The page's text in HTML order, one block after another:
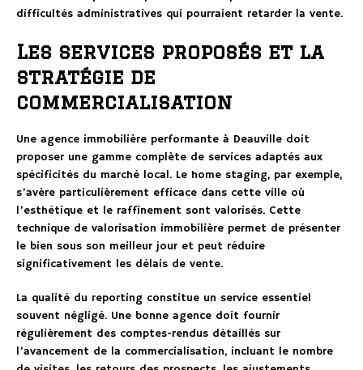
difficultés administratives qui pourraient retarder la vente.
Les services proposés et la
stratégie de
commercialisation
Une agence immobilière performante à Deauville doit
proposer une gamme complète de services adaptés aux
spécificités du marché local. Le home staging, par exemple,
s’avère particulièrement efficace dans cette ville où
l’esthétique et le raffinement sont valorisés. Cette
technique de valorisation immobilière permet de présenter
le bien sous son meilleur jour et peut réduire
significativement les délais de vente.
La qualité du reporting constitue un service essentiel
souvent négligé. Une bonne agence doit fournir
régulièrement des comptes-rendus détaillés sur
l’avancement de la commercialisation, incluant le nombre